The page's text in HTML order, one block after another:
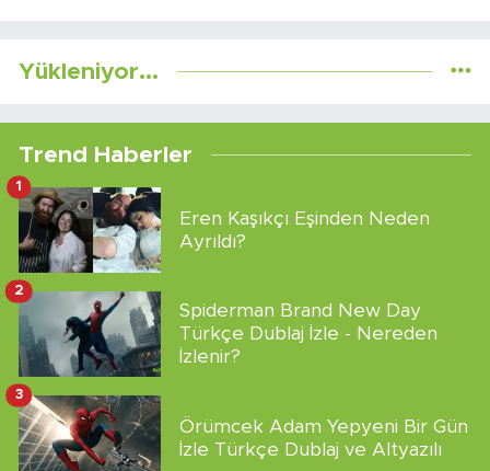
Yükleniyor...
Trend Haberler
Eren Kaşıkçı Eşinden Neden
Ayrıldı?
1
Spiderman Brand New Day
Türkçe Dublaj İzle - Nereden
İzlenir?
2
Örümcek Adam Yepyeni Bir Gün
İzle Türkçe Dublaj ve Altyazılı
3